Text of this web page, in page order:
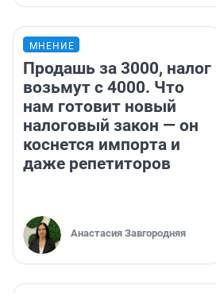
МНЕНИЕ
Продашь за 3000, налог
возьмут с 4000. Что
нам готовит новый
налоговый закон — он
коснется импорта и
даже репетиторов
Анастасия Завгородняя